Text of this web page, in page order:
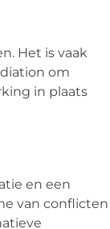
Het is vaak
om
in plaats
en een
van conflicten